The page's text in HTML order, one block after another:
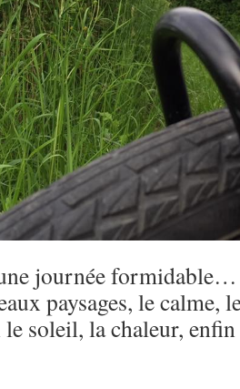
journée formidable…
paysages, le calme,
soleil, la chaleur, enfin